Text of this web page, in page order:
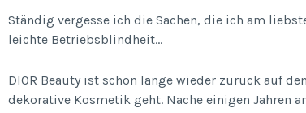
Ständig vergesse ich die Sachen, die ich am
leichte Betriebsblindheit…
DIOR Beauty ist schon lange wieder zurück auf
dekorative Kosmetik geht. Nache einigen Jahren